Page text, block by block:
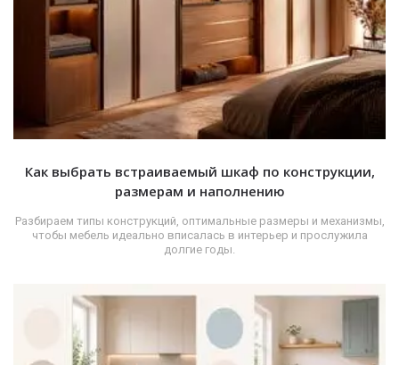
Как выбрать встраиваемый шкаф по конструкции,
размерам и наполнению
Разбираем типы конструкций, оптимальные размеры и механизмы,
чтобы мебель идеально вписалась в интерьер и прослужила
долгие годы.